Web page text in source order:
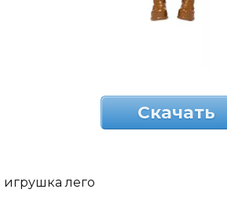
Скачать
игрушка лего